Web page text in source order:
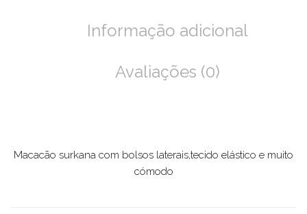
Informação adicional
Avaliações (0)
Macacão surkana com bolsos laterais,tecido elástico e muito
cómodo